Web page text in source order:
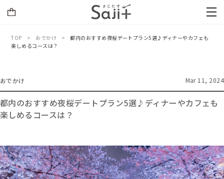
TOP おでかけ
都内のおすすめ夜桜デートプラン5選♪ディナーやカフェも
楽しめるコースは？
おでかけ Mar 11, 2024
都内のおすすめ夜桜デートプラン5選♪ディナーやカフェも
楽しめるコースは？